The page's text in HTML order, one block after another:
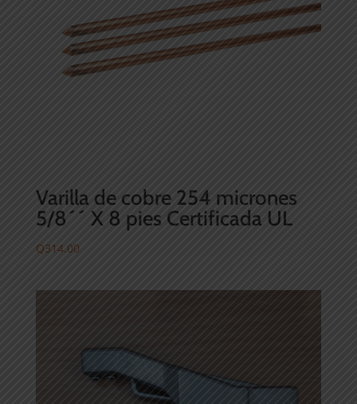
Varilla de cobre 254 micrones
5/8´´ X 8 pies Certificada UL
Q314.00